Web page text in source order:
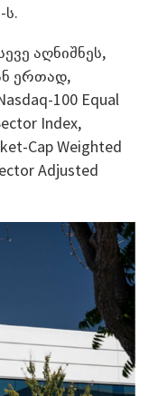
ს.
აღნიშნეს,
ერთად,
100 Equal
Index,
Cap Weighted
Adjusted